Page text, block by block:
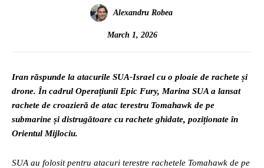
Alexandru Robea
March 1, 2026
Iran răspunde la atacurile SUA-Israel cu o ploaie de rachete și
drone. În cadrul Operațiunii Epic Fury, Marina SUA a lansat
rachete de croazieră de atac terestru Tomahawk de pe
submarine și distrugătoare cu rachete ghidate, poziționate în
Orientul Mijlociu.
SUA au folosit pentru atacuri terestre rachetele Tomahawk de pe